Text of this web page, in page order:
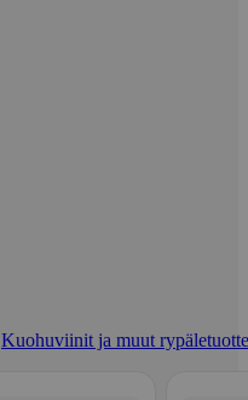
Kuohuviinit ja muut